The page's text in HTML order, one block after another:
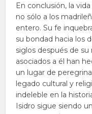
En conclusión, la
no sólo a los
entero. Su fe
su bondad hacia los
siglos después de
asociados a él han
un lugar de
legado cultural y
indeleble en la
Isidro sigue siendo